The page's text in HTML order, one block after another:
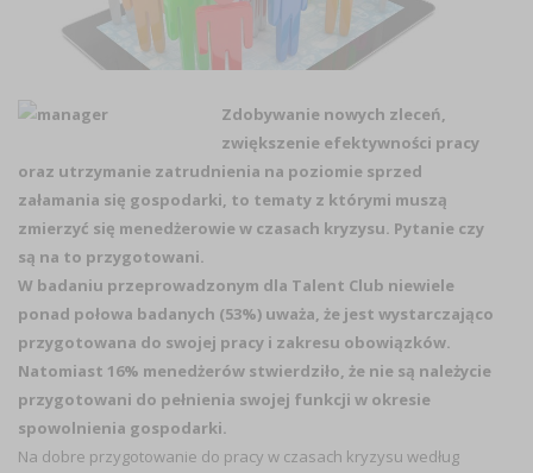
Zdobywanie nowych zleceń,
zwiększenie efektywności pracy
oraz utrzymanie zatrudnienia na poziomie sprzed
załamania się gospodarki, to tematy z którymi muszą
zmierzyć się menedżerowie w czasach kryzysu. Pytanie czy
są na to przygotowani.
W badaniu przeprowadzonym dla Talent Club niewiele
ponad połowa badanych (53%) uważa, że jest wystarczająco
przygotowana do swojej pracy i zakresu obowiązków.
Natomiast 16% menedżerów stwierdziło, że nie są należycie
przygotowani do pełnienia swojej funkcji w okresie
spowolnienia gospodarki.
Na dobre przygotowanie do pracy w czasach kryzysu według